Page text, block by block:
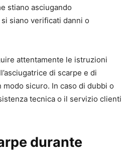
stiano asciugando
siano verificati danni o
attentamente le istruzioni
di scarpe e di
modo sicuro. In caso di dubbi o
tecnica o il servizio clienti
durante